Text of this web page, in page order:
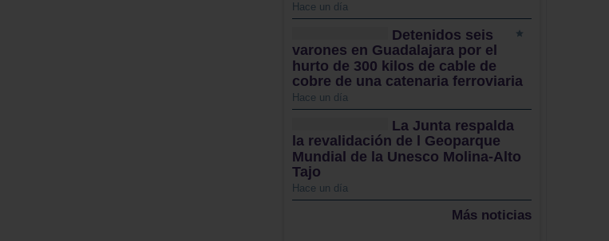
Hace un día
Detenidos seis
varones en Guadalajara por el
hurto de 300 kilos de cable de
cobre de una catenaria ferroviaria
Hace un día
La Junta respalda
la revalidación de l Geoparque
Mundial de la Unesco Molina-Alto
Tajo
Hace un día
Más noticias